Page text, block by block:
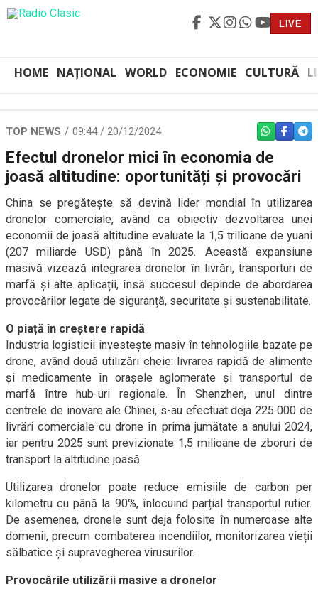
LIVE
HOME NAȚIONAL WORLD ECONOMIE CULTURĂ
TOP NEWS 09:44 / 20/12/2024 WHATSAPP
Efectul dronelor mici în economia de
joasă altitudine: oportunități și provocări
China se pregătește să devină lider mondial în utilizarea
dronelor comerciale, având ca obiectiv dezvoltarea unei
economii de joasă altitudine evaluate la 1,5 trilioane de yuani
(207 miliarde USD) până în 2025. Această expansiune
masivă vizează integrarea dronelor în livrări, transporturi de
marfă și alte aplicații, însă succesul depinde de abordarea
provocărilor legate de siguranță, securitate și sustenabilitate.
O piață în creștere rapidă
Industria logisticii investește masiv în tehnologiile bazate pe
drone, având două utilizări cheie: livrarea rapidă de alimente
și medicamente în orașele aglomerate și transportul de
marfă între hub-uri regionale. În Shenzhen, unul dintre
centrele de inovare ale Chinei, s-au efectuat deja 225.000 de
livrări comerciale cu drone în prima jumătate a anului 2024,
iar pentru 2025 sunt previzionate 1,5 milioane de zboruri de
transport la altitudine joasă.
Utilizarea dronelor poate reduce emisiile de carbon per
kilometru cu până la 90%, înlocuind parțial transportul rutier.
De asemenea, dronele sunt deja folosite în numeroase alte
domenii, precum combaterea incendiilor, monitorizarea vieții
sălbatice și supravegherea virusurilor.
Provocările utilizării masive a dronelor